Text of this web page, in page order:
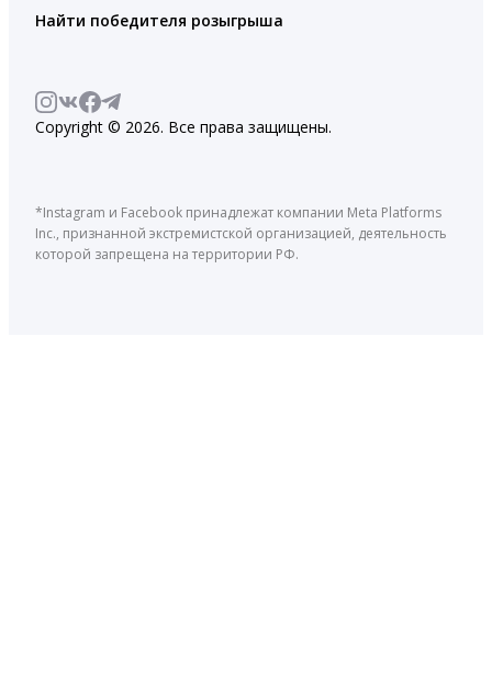
Найти победителя розыгрыша
Copyright © 2026. Все права защищены.
*Instagram и Facebook принадлежат компании Meta Platforms
Inc., признанной экстремистской организацией, деятельность
которой запрещена на территории РФ.